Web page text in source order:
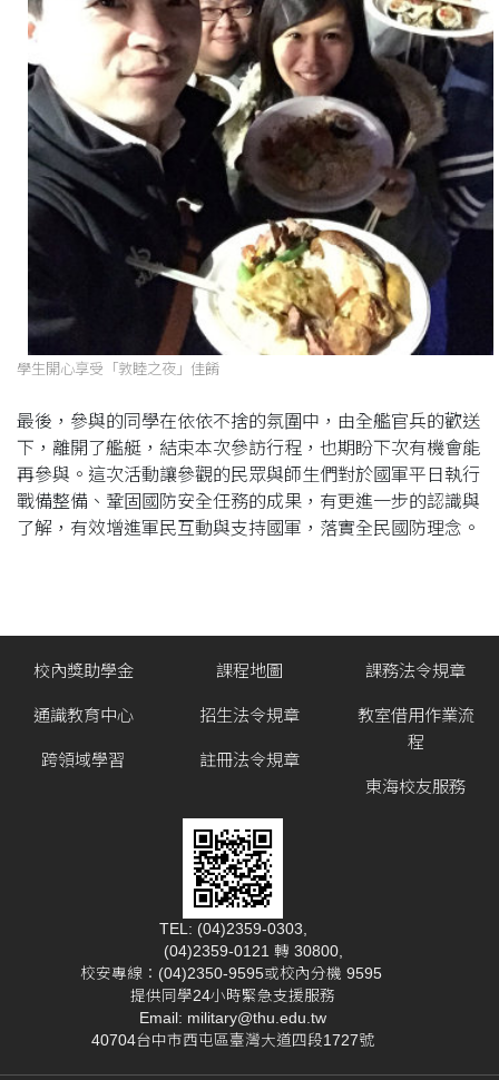
學生開心享受「敦睦之夜」佳餚
最後，參與的同學在依依不捨的氛圍中，由全艦官兵的歡送
下，離開了艦艇，結束本次參訪行程，也期盼下次有機會能
再參與。這次活動讓參觀的民眾與師生們對於國軍平日執行
戰備整備、鞏固國防安全任務的成果，有更進一步的認識與
了解，有效增進軍民互動與支持國軍，落實全民國防理念。
校內獎助學金
通識教育中心
跨領域學習
課程地圖
招生法令規章
註冊法令規章
課務法令規章
教室借用作業流
程
東海校友服務
TEL: (04)2359-0303,
(04)2359-0121 轉 30800,
校安專線：(04)2350-9595或校內分機 9595
提供同學24小時緊急支援服務
Email: military@thu.edu.tw
40704台中市西屯區臺灣大道四段1727號